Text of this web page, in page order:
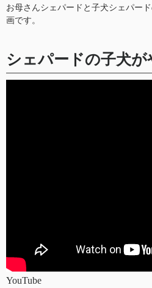
お母さんシェパードと子犬シェパー
画です。
シェパードの子犬が
YouTube